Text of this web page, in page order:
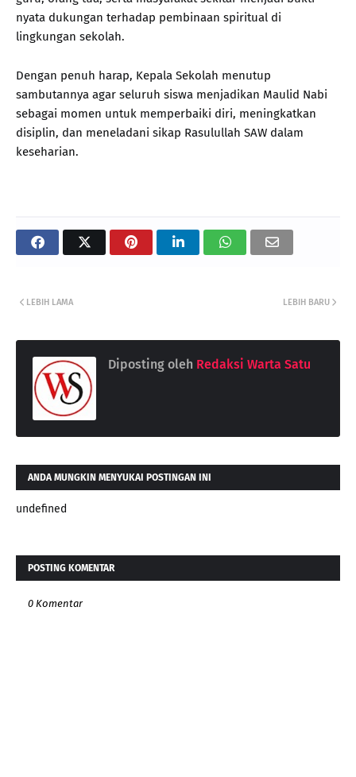
nyata dukungan terhadap pembinaan spiritual di
lingkungan sekolah.
Dengan penuh harap, Kepala Sekolah menutup
sambutannya agar seluruh siswa menjadikan Maulid Nabi
sebagai momen untuk memperbaiki diri, meningkatkan
disiplin, dan meneladani sikap Rasulullah SAW dalam
keseharian.
LEBIH BARU
LEBIH LAMA
Diposting oleh Redaksi Warta Satu
ANDA MUNGKIN MENYUKAI POSTINGAN INI
undefined
POSTING KOMENTAR
0 Komentar